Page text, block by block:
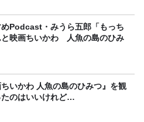
めPodcast・みうら五郎「もっち
と映画ちいかわ 人魚の島のひみ
ちいかわ 人魚の島のひみつ』を観
たのはいいけれど…